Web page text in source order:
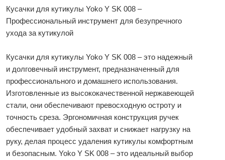
Кусачки для кутикулы Yoko Y SK 008 –
Профессиональный инструмент для безупречного
ухода за кутикулой
Кусачки для кутикулы Yoko Y SK 008 – это надежный
и долговечный инструмент, предназначенный для
профессионального и домашнего использования.
Изготовленные из высококачественной нержавеющей
стали, они обеспечивают превосходную остроту и
точность среза. Эргономичная конструкция ручек
обеспечивает удобный захват и снижает нагрузку на
руку, делая процесс удаления кутикулы комфортным
и безопасным. Yoko Y SK 008 – это идеальный выбор